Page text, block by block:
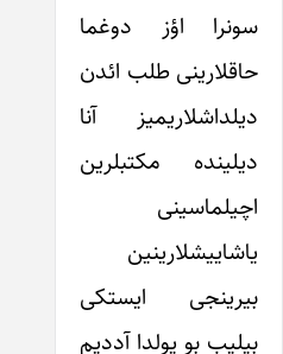
سونرا اؤز دوغما
حاقلارینی طلب ائدن
دیلداشلاریمیز آنا
دیلینده مکتبلرین
اچیلماسینی
یاشاییشلارینین
بیرینجی ایستکی
بیلیب بو یولدا آددیم